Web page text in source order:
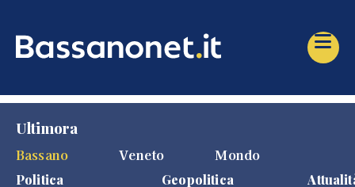
Ultimora
Bassano
Veneto Mondo
Politica Geopolitica